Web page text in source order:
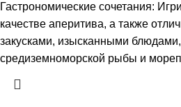
Гастрономические сочетания:
качестве аперитива, а также
закусками, изысканными
средиземноморской рыбы и